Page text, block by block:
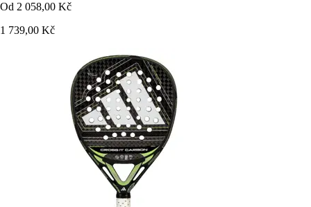
Od 2 058,00 Kč
1 739,00 Kč